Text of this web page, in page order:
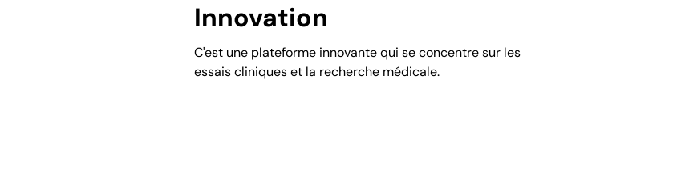
Innovation
C'est une plateforme innovante qui se concentre sur les
essais cliniques et la recherche médicale.